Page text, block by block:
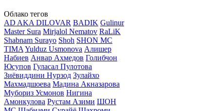
Облако тегов
AD AKA DILOVAR BADIK Gulinur
Master Sura Mirjalol Nematov RaLiK
Shabnam Surayo Shoh SHON MC
TIMA Yulduz Usmonova Алишер
Набиев Анвар Ахмедов Голибчон
Юсупов Гуласал Пулотова
Зиёвиддини Нурзод Зулайхо
Махмадшоева Мадина Акназарова
Мубориз Усмонов Нигина
Амонкулова Рустам Азими ШОН